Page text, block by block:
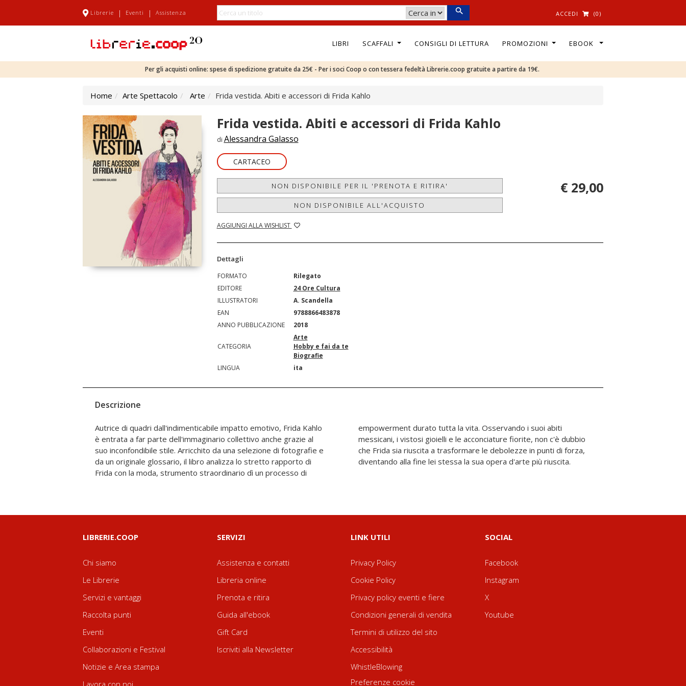
Librerie | Eventi | Assistenza ACCEDI (0)
LIBRI SCAFFALI CONSIGLI DI LETTURA PROMOZIONI EBOOK
Per gli acquisti online: spese di spedizione gratuite da 25€ - Per i soci Coop o con tessera fedeltà Librerie.coop gratuite a partire da 19€.
Home Arte Spettacolo Arte Frida vestida. Abiti e accessori di Frida Kahlo
Frida vestida. Abiti e accessori di Frida Kahlo
di Alessandra Galasso
CARTACEO
NON DISPONIBILE PER IL 'PRENOTA E RITIRA'
NON DISPONIBILE ALL'ACQUISTO
AGGIUNGI ALLA WISHLIST
€ 29,00
Dettagli
FORMATO
Rilegato
EDITORE
24 Ore Cultura
ILLUSTRATORI
A. Scandella
EAN
9788866483878
ANNO PUBBLICAZIONE
2018
CATEGORIA
Arte
Hobby e fai da te
Biografie
LINGUA
ita
Descrizione
Autrice di quadri dall'indimenticabile impatto emotivo, Frida Kahlo
è entrata a far parte dell'immaginario collettivo anche grazie al
suo inconfondibile stile. Arricchito da una selezione di fotografie e
da un originale glossario, il libro analizza lo stretto rapporto di
Frida con la moda, strumento straordinario dì un processo di
empowerment durato tutta la vita. Osservando i suoi abiti
messicani, i vistosi gioielli e le acconciature fiorite, non c'è dubbio
che Frida sia riuscita a trasformare le debolezze in punti di forza,
diventando alla fine lei stessa la sua opera d'arte più riuscita.
LIBRERIE.COOP
Chi siamo
Le Librerie
Servizi e vantaggi
Raccolta punti
Eventi
Collaborazioni e Festival
Notizie e Area stampa
Lavora con noi
SERVIZI
Assistenza e contatti
Libreria online
Prenota e ritira
Guida all'ebook
Gift Card
Iscriviti alla Newsletter
LINK UTILI
Privacy Policy
Cookie Policy
Privacy policy eventi e fiere
Condizioni generali di vendita
Termini di utilizzo del sito
Accessibilità
WhistleBlowing
Preferenze cookie
SOCIAL
Facebook
Instagram
X
Youtube